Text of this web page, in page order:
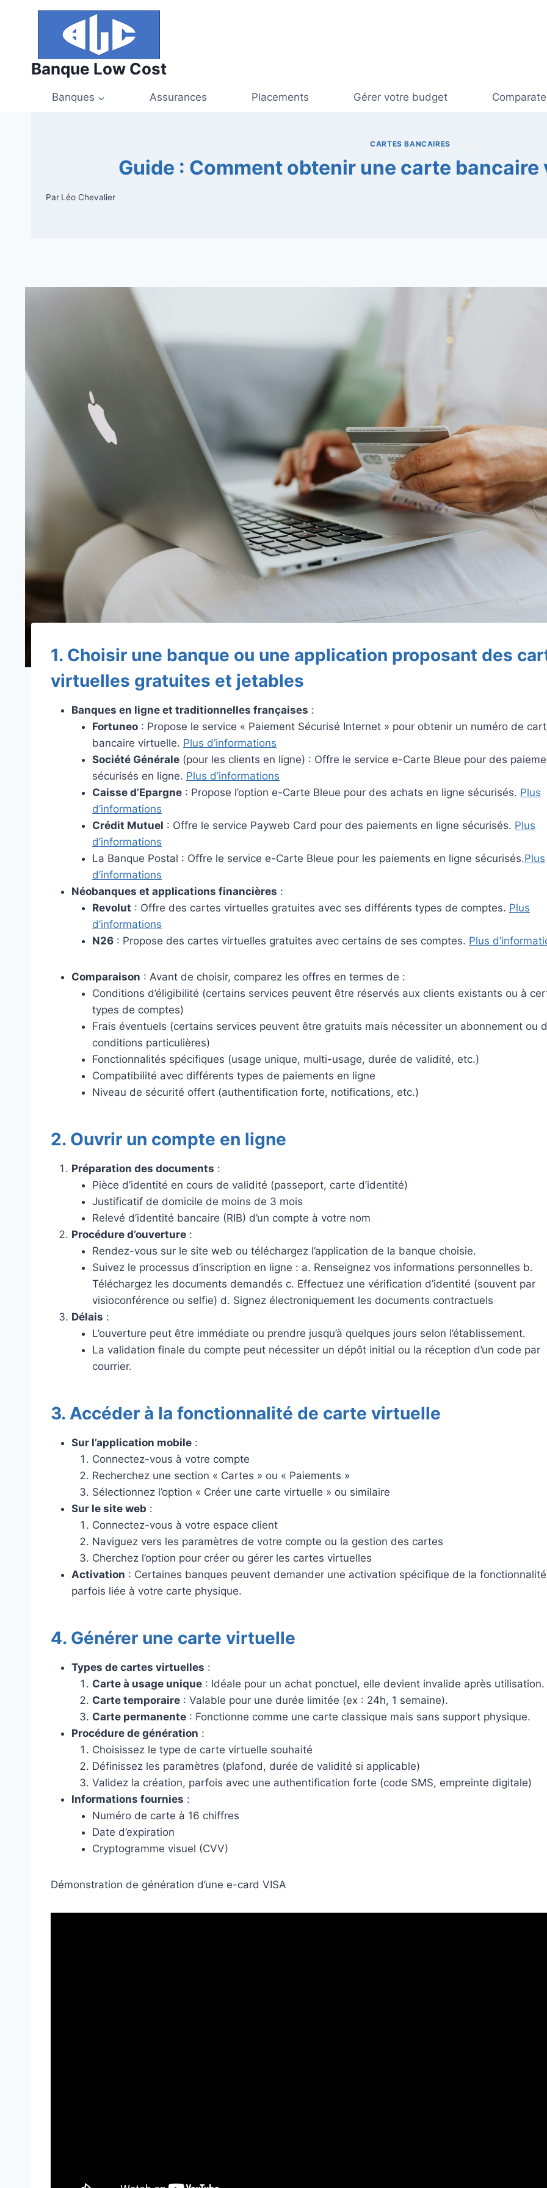
Banque Low Cost
Banques Assurances Placements Gérer votre budget
CARTES BANCAIRES
Guide : Comment obtenir une carte
Par Léo Chevalier
1. Choisir une banque ou une application proposant des
virtuelles gratuites et jetables
Banques en ligne et traditionnelles françaises :
Fortuneo : Propose le service « Paiement Sécurisé Internet » pour obtenir un numéro de
bancaire virtuelle. Plus d’informations
Société Générale (pour les clients en ligne) : Offre le service e-Carte Bleue pour des
sécurisés en ligne. Plus d’informations
Caisse d’Epargne : Propose l’option e-Carte Bleue pour des achats en ligne sécurisés. Plus
d’informations
Crédit Mutuel : Offre le service Payweb Card pour des paiements en ligne sécurisés. Plus
d’informations
La Banque Postal : Offre le service e-Carte Bleue pour les paiements en ligne sécurisés.Plus
d’informations
Néobanques et applications financières :
Revolut : Offre des cartes virtuelles gratuites avec ses différents types de comptes. Plus
d’informations
N26 : Propose des cartes virtuelles gratuites avec certains de ses comptes. Plus
Comparaison : Avant de choisir, comparez les offres en termes de :
Conditions d’éligibilité (certains services peuvent être réservés aux clients existants ou à
types de comptes)
Frais éventuels (certains services peuvent être gratuits mais nécessiter un abonnement ou
conditions particulières)
Fonctionnalités spécifiques (usage unique, multi-usage, durée de validité, etc.)
Compatibilité avec différents types de paiements en ligne
Niveau de sécurité offert (authentification forte, notifications, etc.)
2. Ouvrir un compte en ligne
Préparation des documents :
Pièce d’identité en cours de validité (passeport, carte d’identité)
Justificatif de domicile de moins de 3 mois
Relevé d’identité bancaire (RIB) d’un compte à votre nom
Procédure d’ouverture :
Rendez-vous sur le site web ou téléchargez l’application de la banque choisie.
Suivez le processus d’inscription en ligne : a. Renseignez vos informations personnelles b.
Téléchargez les documents demandés c. Effectuez une vérification d’identité (souvent par
visioconférence ou selfie) d. Signez électroniquement les documents contractuels
Délais :
L’ouverture peut être immédiate ou prendre jusqu’à quelques jours selon l’établissement.
La validation finale du compte peut nécessiter un dépôt initial ou la réception d’un code par
courrier.
3. Accéder à la fonctionnalité de carte virtuelle
Sur l’application mobile :
Connectez-vous à votre compte
Recherchez une section « Cartes » ou « Paiements »
Sélectionnez l’option « Créer une carte virtuelle » ou similaire
Sur le site web :
Connectez-vous à votre espace client
Naviguez vers les paramètres de votre compte ou la gestion des cartes
Cherchez l’option pour créer ou gérer les cartes virtuelles
Activation : Certaines banques peuvent demander une activation spécifique de la
parfois liée à votre carte physique.
4. Générer une carte virtuelle
Types de cartes virtuelles :
Carte à usage unique : Idéale pour un achat ponctuel, elle devient invalide après utilisation.
Carte temporaire : Valable pour une durée limitée (ex : 24h, 1 semaine).
Carte permanente : Fonctionne comme une carte classique mais sans support physique.
Procédure de génération :
Choisissez le type de carte virtuelle souhaité
Définissez les paramètres (plafond, durée de validité si applicable)
Validez la création, parfois avec une authentification forte (code SMS, empreinte digitale)
Informations fournies :
Numéro de carte à 16 chiffres
Date d’expiration
Cryptogramme visuel (CVV)
Démonstration de génération d’une e-card VISA